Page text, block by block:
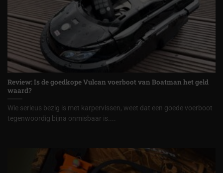
Review: Is de goedkope Vulcan voerboot van Boatman het geld
waard?
Wie serieus bezig is met karpervissen, weet dat een goede voerboot
tegenwoordig bijna onmisbaar is....